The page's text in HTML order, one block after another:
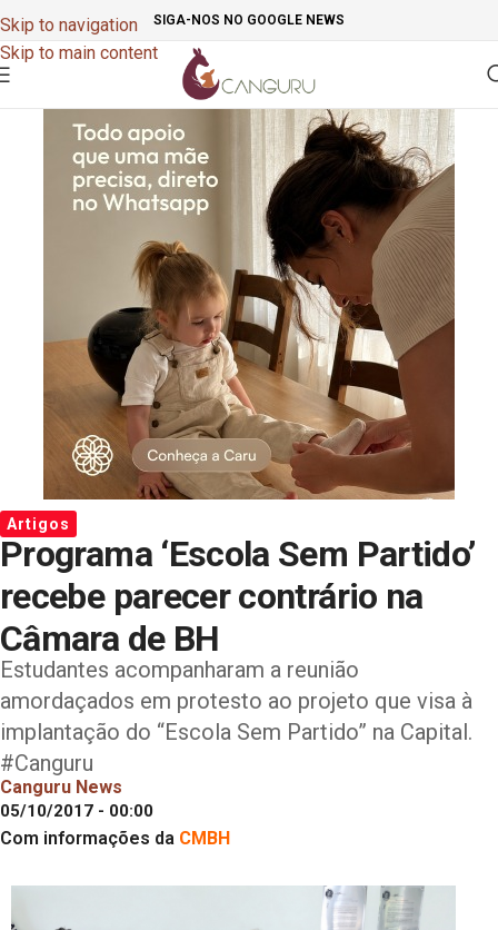
Skip to navigation
Skip to main content
SIGA-NOS NO GOOGLE NEWS
Artigos
Programa ‘Escola Sem Partido’
recebe parecer contrário na
Câmara de BH
Estudantes acompanharam a reunião
amordaçados em protesto ao projeto que visa à
implantação do “Escola Sem Partido” na Capital.
#Canguru
Canguru News
05/10/2017 - 00:00
Com informações da CMBH